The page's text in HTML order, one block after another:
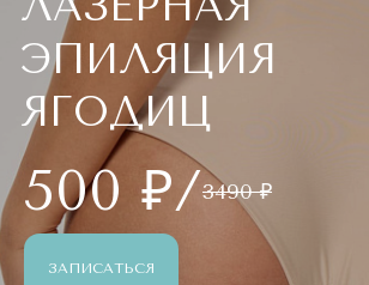
ЭПИЛЯЦИЯ
ЯГОДИЦ
500 ₽/3490 ₽
ЗАПИСАТЬСЯ